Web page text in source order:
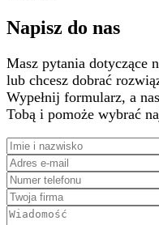
Napisz do nas
Masz pytania dotyczące
lub chcesz dobrać
Wypełnij formularz, a
Tobą i pomoże wybrać